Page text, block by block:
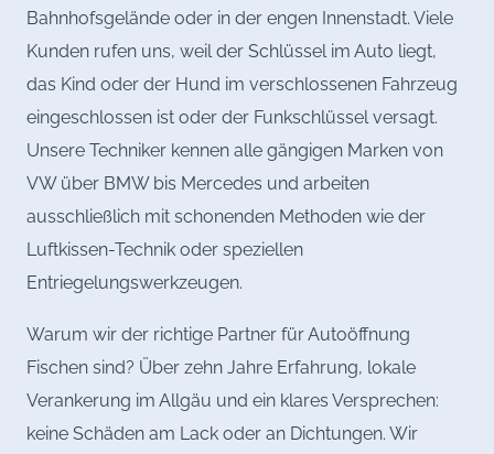
Bahnhofsgelände oder in der engen Innenstadt. Viele
Kunden rufen uns, weil der Schlüssel im Auto liegt,
das Kind oder der Hund im verschlossenen Fahrzeug
eingeschlossen ist oder der Funkschlüssel versagt.
Unsere Techniker kennen alle gängigen Marken von
VW über BMW bis Mercedes und arbeiten
ausschließlich mit schonenden Methoden wie der
Luftkissen-Technik oder speziellen
Entriegelungswerkzeugen.
Warum wir der richtige Partner für Autoöffnung
Fischen sind? Über zehn Jahre Erfahrung, lokale
Verankerung im Allgäu und ein klares Versprechen:
keine Schäden am Lack oder an Dichtungen. Wir